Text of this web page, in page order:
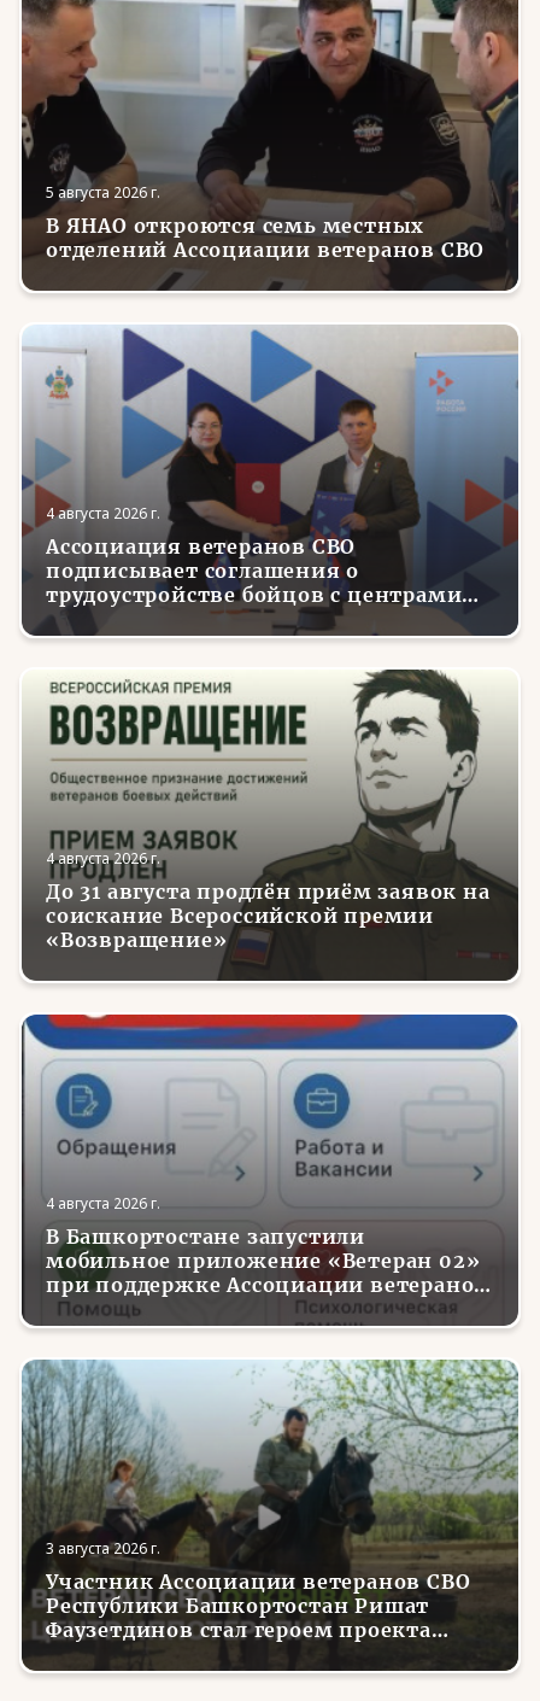
5 августа 2026 г.
В ЯНАО откроются семь местных
отделений Ассоциации ветеранов СВО
4 августа 2026 г.
Ассоциация ветеранов СВО
подписывает соглашения о
трудоустройстве бойцов с центрами
занятости в регионах России
4 августа 2026 г.
До 31 августа продлён приём заявок на
соискание Всероссийской премии
«Возвращение»
4 августа 2026 г.
В Башкортостане запустили
мобильное приложение «Ветеран 02»
при поддержке Ассоциации ветеранов
СВО
3 августа 2026 г.
Участник Ассоциации ветеранов СВО
Республики Башкортостан Ришат
Фаузетдинов стал героем проекта
телеканала RT.Док «Держи удар! С
Николаем Валуевым»